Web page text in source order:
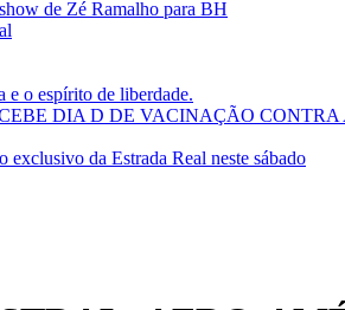
de Zé Ramalho para BH
e o espírito de liberdade.
DIA D DE VACINAÇÃO CONTRA
exclusivo da Estrada Real neste sábado